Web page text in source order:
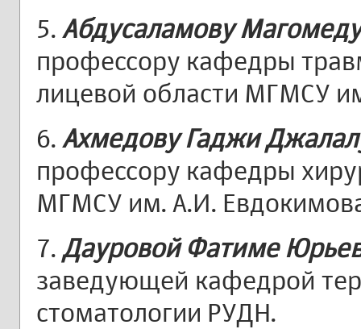
5. Абдусаламову
профессору кафедры
лицевой области МГМСУ
6. Ахмедову Гаджи
профессору кафедры
МГМСУ им. А.И.
7. Дауровой Фатиме
заведующей кафедрой
стоматологии РУДН.